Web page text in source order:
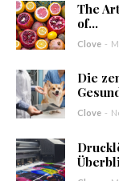
The
of...
Clove -
Die
Clove -